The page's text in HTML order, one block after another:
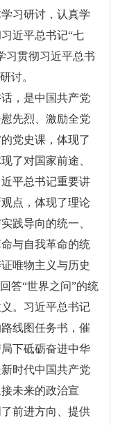
习研讨，认真学
近平总书记“七
习贯彻习近平总书
讨。
，是中国共产党
先烈、激励全党
党史课，体现了
了对国家前途、
平总书记重要讲
点，体现了理论
践导向的统一、
与自我革命的统
唯物主义与历史
答“世界之问”的统
。习近平总书记
线图任务书，催
下砥砺奋进中华
时代中国共产党
未来的政治宣
前进方向、提供